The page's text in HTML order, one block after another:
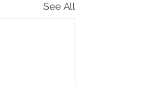
See All